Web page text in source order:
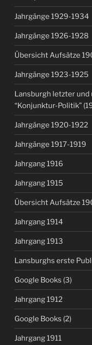
Jahrgänge 1929-1934
Jahrgänge 1926-1928
Übersicht Aufsätze
Jahrgänge 1923-1925
Lansburgh letzter
“Konjunktur-Politik”
Jahrgänge 1920-1922
Jahrgänge 1917-1919
Jahrgang 1916
Jahrgang 1915
Übersicht Aufsätze
Jahrgang 1914
Jahrgang 1913
Lansburghs erste
Google Books (3)
Jahrgang 1912
Google Books (2)
Jahrgang 1911